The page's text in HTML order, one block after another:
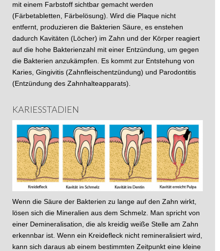
mit einem Farbstoff sichtbar gemacht werden
(Färbetabletten, Färbelösung). Wird die Plaque nicht
entfernt, produzieren die Bakterien Säure, es enstehen
dadurch Kavitäten (Löcher) im Zahn und der Körper reagiert
auf die hohe Bakterienzahl mit einer Entzündung, um gegen
die Bakterien anzukämpfen. Es kommt zur Entstehung von
Karies, Gingivitis (Zahnfleischentzündung) und Parodontitis
(Entzündung des Zahnhalteapparats).
KARIESSTADIEN
Wenn die Säure der Bakterien zu lange auf den Zahn wirkt,
lösen sich die Mineralien aus dem Schmelz. Man spricht von
einer Demineralisation, die als kreidig weiße Stelle am Zahn
erkennbar ist. Wenn ein Kreidefleck nicht remineralisiert wird,
kann sich daraus ab einem bestimmten Zeitpunkt eine kleine